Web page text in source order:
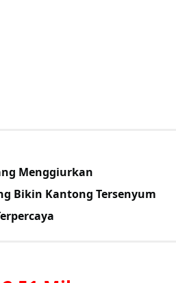
Menggiurkan
Bikin Kantong Tersenyum